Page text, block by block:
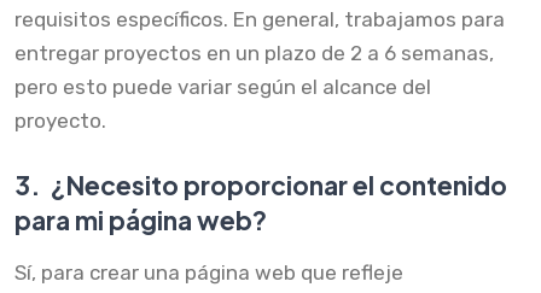
requisitos específicos. En general, trabajamos para
entregar proyectos en un plazo de 2 a 6 semanas,
pero esto puede variar según el alcance del
proyecto.
3. ¿Necesito proporcionar el contenido
para mi página web?
Sí, para crear una página web que refleje